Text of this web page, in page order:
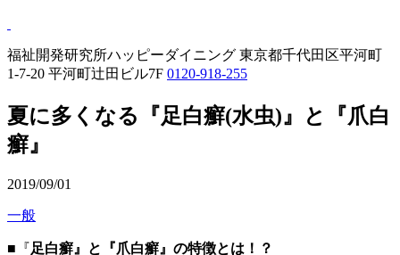
福祉開発研究所ハッピーダイニング 東京都千代田区平河町
1-7-20 平河町辻田ビル7F 0120-918-255
夏に多くなる『足白癬(水虫)』と『爪白
癬』
2019/09/01
一般
■『足白癬』と『爪白癬』の特徴とは！？